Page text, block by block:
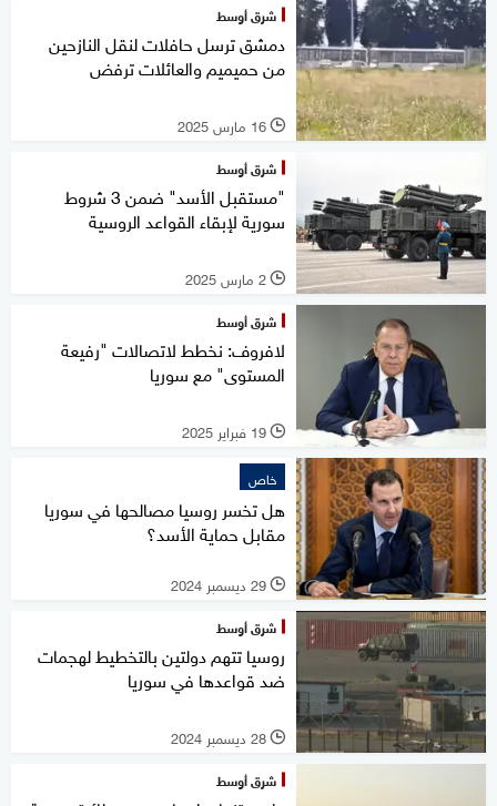
شرق أوسط
دمشق ترسل حافلات لنقل النازحين
من حميميم والعائلات ترفض
l 16 مارس 2025
شرق أوسط
"مستقبل الأسد" ضمن 3 شروط
سورية لإبقاء القواعد الروسية
l 2 مارس 2025
شرق أوسط
لافروف: نخطط لاتصالات "رفيعة
المستوى" مع سوريا
l 19 فبراير 2025
خاص
هل تخسر روسيا مصالحها في سوريا
مقابل حماية الأسد؟
l 29 ديسمبر 2024
شرق أوسط
روسيا تتهم دولتين بالتخطيط لهجمات
ضد قواعدها في سوريا
l 28 ديسمبر 2024
شرق أوسط